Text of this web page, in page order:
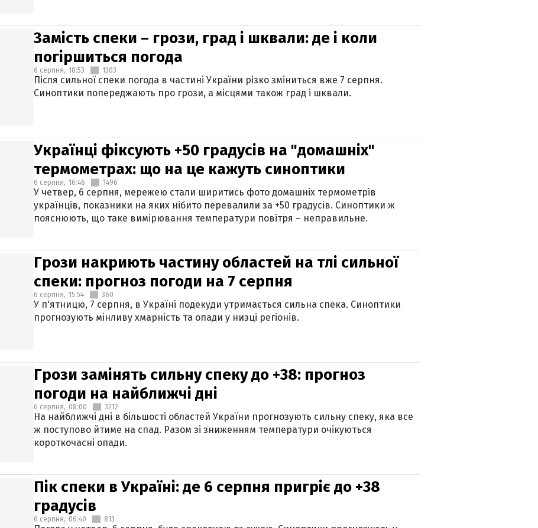
Замість спеки – грози, град і шквали: де і коли
погіршиться погода
6 серпня, 18:53 1303
Після сильної спеки погода в частині України різко зміниться вже 7 серпня.
Синоптики попереджають про грози, а місцями також град і шквали.
Українці фіксують +50 градусів на "домашніх"
термометрах: що на це кажуть синоптики
6 серпня, 16:46 1496
У четвер, 6 серпня, мережею стали ширитись фото домашніх термометрів
українців, показники на яких нібито перевалили за +50 градусів. Синоптики ж
пояснюють, що таке вимірювання температури повітря – неправильне.
Грози накриють частину областей на тлі сильної
спеки: прогноз погоди на 7 серпня
6 серпня, 15:54 360
У п'ятницю, 7 серпня, в Україні подекуди утримається сильна спека. Синоптики
прогнозують мінливу хмарність та опади у низці регіонів.
Грози замінять сильну спеку до +38: прогноз
погоди на найближчі дні
6 серпня, 08:00 3212
На найближчі дні в більшості областей України прогнозують сильну спеку, яка все
ж поступово йтиме на спад. Разом зі зниженням температури очікуються
короткочасні опади.
Пік спеки в Україні: де 6 серпня пригріє до +38
градусів
6 серпня, 06:40 813